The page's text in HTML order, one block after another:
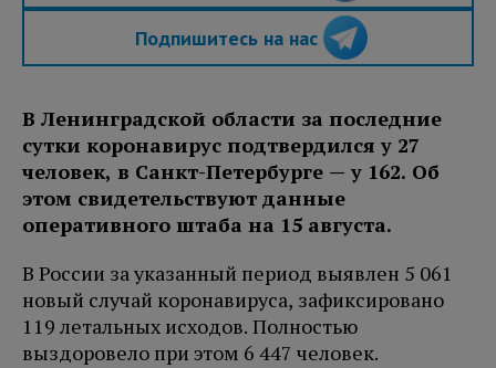
Подпишитесь на нас
В Ленинградской области за последние
сутки коронавирус подтвердился у 27
человек, в Санкт-Петербурге — у 162. Об
этом свидетельствуют данные
оперативного штаба на 15 августа.
В России за указанный период выявлен 5 061
новый случай коронавируса, зафиксировано
119 летальных исходов. Полностью
выздоровело при этом 6 447 человек.